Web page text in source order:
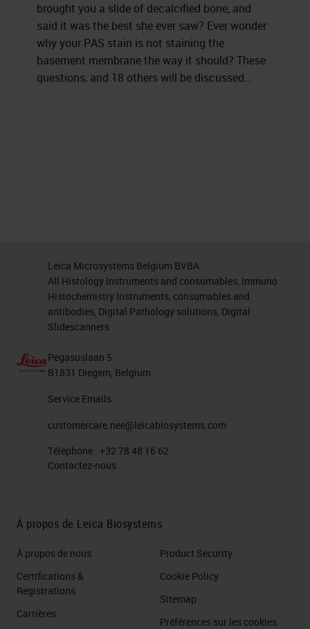
brought you a slide of decalcified bone, and
said it was the best she ever saw? Ever wonder
why your PAS stain is not staining the
basement membrane the way it should? These
questions, and 18 others will be discussed...
Leica Microsystems Belgium BVBA
All Histology Instruments and consumables, Immuno
Histochemistry Instruments, consumables and
antibodies, Digital Pathology solutions, Digital
Slidescanners
Pegasuslaan 5
B1831 Diegem, Belgium
Service Emails:
customercare.nee@leicabiosystems.com
Téléphone : +32 78 48 16 62
Contactez-nous
À propos de Leica Biosystems
À propos de nous
Certifications &
Registrations
Carrières
Product Security
Cookie Policy
Sitemap
Préférences sur les cookies